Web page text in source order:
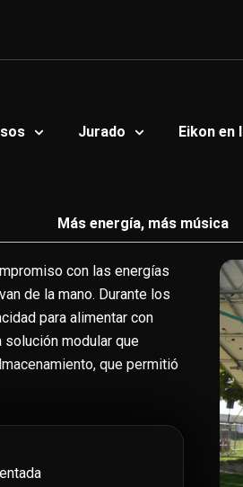
Jurado Eikon en
Más energía, más música
con las energías
de la mano. Durante los
para alimentar con
solución modular que
que permitió